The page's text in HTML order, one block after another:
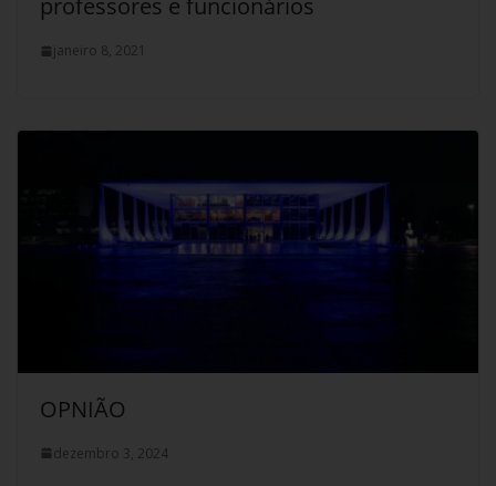
professores e funcionários
janeiro 8, 2021
OPNIÃO
dezembro 3, 2024